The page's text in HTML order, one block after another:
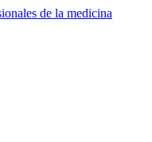
de la medicina